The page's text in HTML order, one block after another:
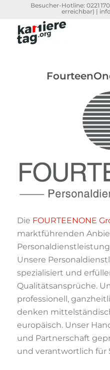
Besucher-Hotline:0221
erreichbar) |
Die FOURTEENONE
marktführenden
Unsere
spezialisiert und
Qualitätsansprüche.
professionell,
denken
europäisch. Unser
und Partnerschaft
und verantwortlich für